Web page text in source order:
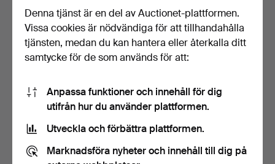
JONNY FORSSTRÖM.
OLJA PÅ DUK, signerad
Klubbades 11 jul 2026
33 bud
JONNY FORSSTRÖM.
OLJA PÅ DUK, "Did you
mak…
Klubbades 11 jul 2026
43 bud
Denna tjänst är en del av Auctionet-plattformen.
Vissa cookies är nödvändiga för att tillhandahålla
tjänsten, medan du kan hantera eller återkalla ditt
samtycke för de som används för att:
Anpassa funktioner och innehåll för dig
utifrån hur du använder plattformen.
Utveckla och förbättra plattformen.
Marknadsföra nyheter och innehåll till dig på